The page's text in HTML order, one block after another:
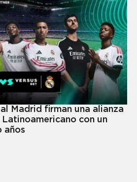
Madrid firman una alianza
con un
años